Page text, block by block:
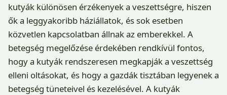
kutyák különösen érzékenyek a veszettségre, hiszen
ők a leggyakoribb háziállatok, és sok esetben
közvetlen kapcsolatban állnak az emberekkel. A
betegség megelőzése érdekében rendkívül fontos,
hogy a kutyák rendszeresen megkapják a veszettség
elleni oltásokat, és hogy a gazdák tisztában legyenek a
betegség tüneteivel és kezelésével. A kutyák